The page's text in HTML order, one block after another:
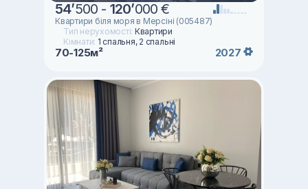
54’500 - 120’000 €
Квартири біля моря в Мерсіні (005487)
Тип нерухомості: Квартири
Кімнати: 1 спальня, 2 спальні
70-125м² 2027